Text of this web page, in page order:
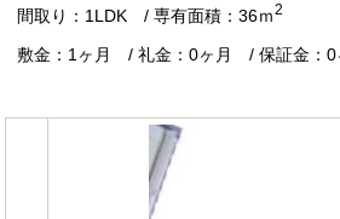
間取り：1LDK / 専有面積：36ｍ2
敷金：1ヶ月 / 礼金：0ヶ月 / 保証金：